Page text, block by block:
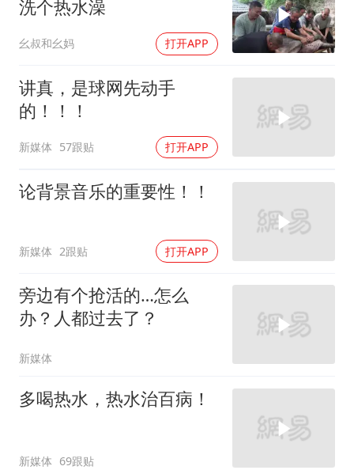
洗个热水澡
幺叔和幺妈 打开APP
讲真，是球网先动手
的！！！
新媒体 57跟贴 打开APP
论背景音乐的重要性！！
新媒体 2跟贴 打开APP
旁边有个抢活的…怎么
办？人都过去了？
新媒体
多喝热水，热水治百病！
新媒体 69跟贴